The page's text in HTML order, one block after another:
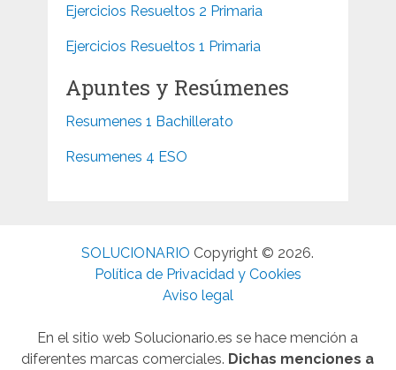
Ejercicios Resueltos 2 Primaria
Ejercicios Resueltos 1 Primaria
Apuntes y Resúmenes
Resumenes 1 Bachillerato
Resumenes 4 ESO
SOLUCIONARIO Copyright © 2026.
Política de Privacidad y Cookies
Aviso legal
En el sitio web Solucionario.es se hace mención a
diferentes marcas comerciales. Dichas menciones a